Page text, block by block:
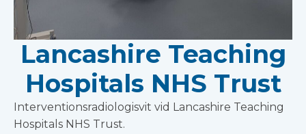
Lancashire Teaching
Hospitals NHS Trust
Interventionsradiologisvit vid Lancashire Teaching
Hospitals NHS Trust.